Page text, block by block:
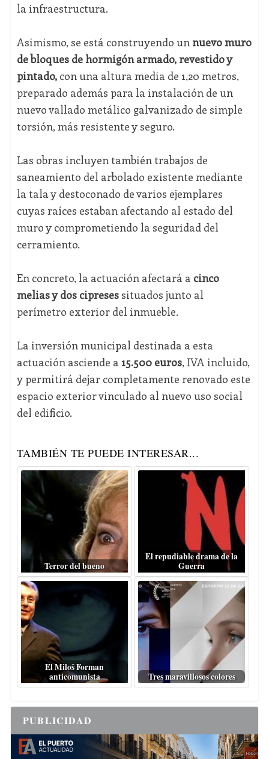
la infraestructura.
Asimismo, se está construyendo un nuevo muro
de bloques de hormigón armado, revestido y
pintado,con una altura media de 1,20 metros,
preparado además para la instalación de un
nuevo vallado metálico galvanizado de simple
torsión, más resistente y seguro.
Las obras incluyen también trabajos de
saneamiento del arbolado existente mediante
la tala y destoconado de varios ejemplares
cuyas raíces estaban afectando al estado del
muro y comprometiendo la seguridad del
cerramiento.
En concreto, la actuación afectará a cinco
melias y dos cipresessituados junto al
perímetro exterior del inmueble.
La inversión municipal destinada a esta
actuación asciende a 15.500 euros, IVA incluido,
y permitirá dejar completamente renovado este
espacio exterior vinculado al nuevo uso social
del edificio.
TAMBIÉN TE PUEDE INTERESAR...
Terror del bueno
El repudiable drama de la
Guerra
El Miloš Forman
anticomunista
Tres maravillosos colores
PUBLICIDAD